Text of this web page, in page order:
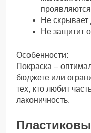
Не
Не защитит
Особенности:
Покраска –
бюджете или
тех, кто любит
лаконичность.